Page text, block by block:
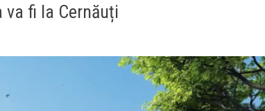
va fi la Cernăuți